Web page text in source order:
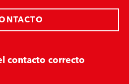
contacto correcto